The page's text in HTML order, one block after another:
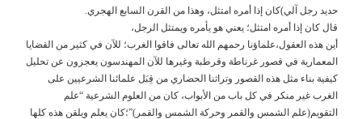
حديد رجل آلي)كان إذا أمره امتثل، وهذا من القرن السابع الهجري.
قال كان إذا أمره امتثل؛ يعني هو يأمره ويمتثل الرجل،
أين هذه العقول،علماؤنا رحمهم الله تعالى فاقوا الغرب؛ للآن في كثير من القضايا
المعمارية في قصور غرناطة وقرطبة وغيرها للآن المهندسون يعجزون عن تحليل
كيفية بناء مثل هذه القصور وتراثنا الحضاري من قِبَل علمائنا الشرعيين على
الغرب غير منكر في كل باب من الأبواب، كان من العلوم الشرعية “علم
التقويم(علم الشمس والقمر وحركة الشمس والقمر)”؛كان يعلم ويلقن هذه كلها